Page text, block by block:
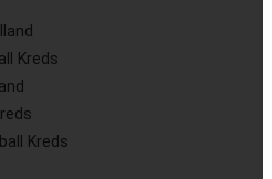
Kreds
Kreds